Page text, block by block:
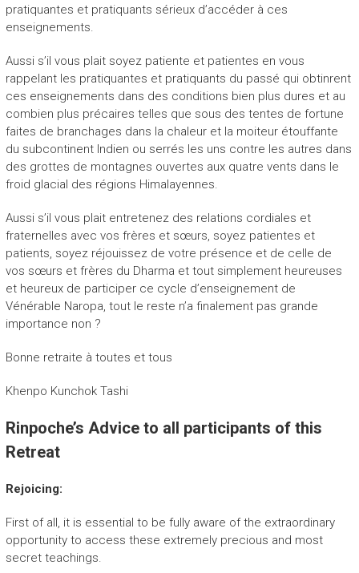
pratiquantes et pratiquants sérieux d’accéder à ces
enseignements.
Aussi s’il vous plait soyez patiente et patientes en vous
rappelant les pratiquantes et pratiquants du passé qui obtinrent
ces enseignements dans des conditions bien plus dures et au
combien plus précaires telles que sous des tentes de fortune
faites de branchages dans la chaleur et la moiteur étouffante
du subcontinent Indien ou serrés les uns contre les autres dans
des grottes de montagnes ouvertes aux quatre vents dans le
froid glacial des régions Himalayennes.
Aussi s’il vous plait entretenez des relations cordiales et
fraternelles avec vos frères et sœurs, soyez patientes et
patients, soyez réjouissez de votre présence et de celle de
vos sœurs et frères du Dharma et tout simplement heureuses
et heureux de participer ce cycle d’enseignement de
Vénérable Naropa, tout le reste n’a finalement pas grande
importance non ?
Bonne retraite à toutes et tous
Khenpo Kunchok Tashi
Rinpoche’s Advice to all participants of this
Retreat
Rejoicing:
First of all, it is essential to be fully aware of the extraordinary
opportunity to access these extremely precious and most
secret teachings.